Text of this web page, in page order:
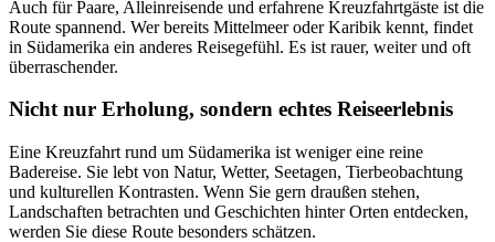
Auch für Paare, Alleinreisende und erfahrene Kreuzfahrtgäste ist die
Route spannend. Wer bereits Mittelmeer oder Karibik kennt, findet
in Südamerika ein anderes Reisegefühl. Es ist rauer, weiter und oft
überraschender.
Nicht nur Erholung, sondern echtes Reiseerlebnis
Eine Kreuzfahrt rund um Südamerika ist weniger eine reine
Badereise. Sie lebt von Natur, Wetter, Seetagen, Tierbeobachtung
und kulturellen Kontrasten. Wenn Sie gern draußen stehen,
Landschaften betrachten und Geschichten hinter Orten entdecken,
werden Sie diese Route besonders schätzen.